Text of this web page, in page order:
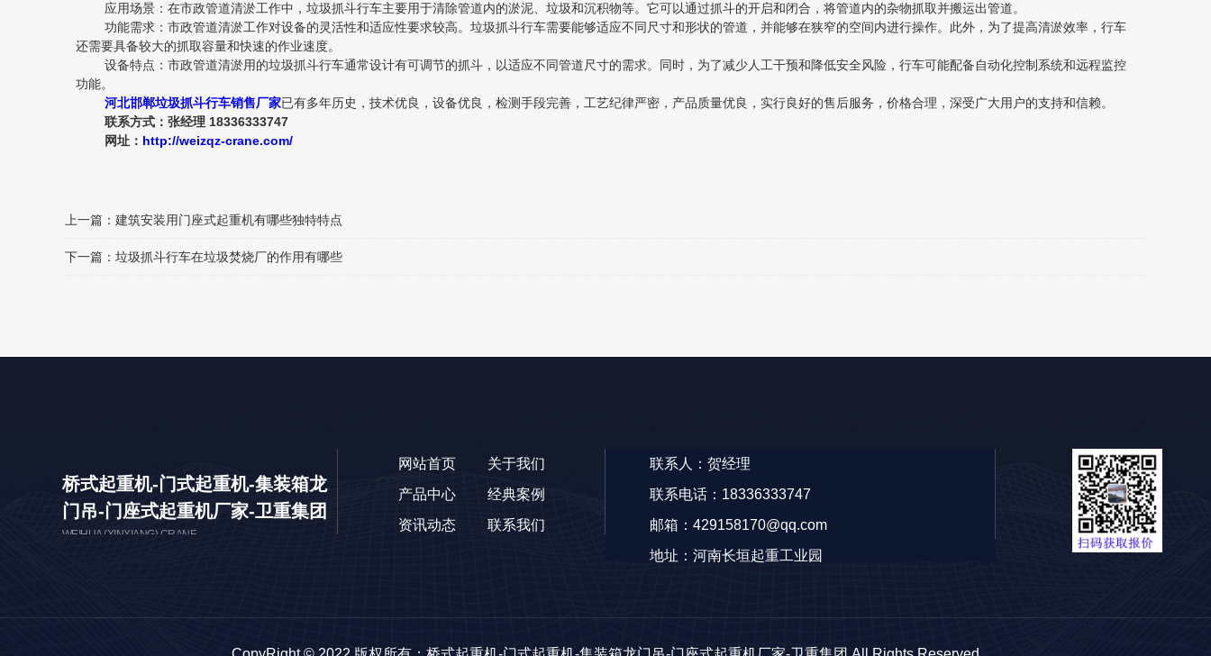
应用场景：在市政管道清淤工作中，垃圾抓斗行车主要用于清除管道内的淤泥、垃圾和沉积物等。它可以通过抓斗的开启和闭合，将管道内的杂物抓取并搬运出管道。
功能需求：市政管道清淤工作对设备的灵活性和适应性要求较高。垃圾抓斗行车需要能够适应不同尺寸和形状的管道，并能够在狭窄的空间内进行操作。此外，为了提高清淤效率，行车
还需要具备较大的抓取容量和快速的作业速度。
设备特点：市政管道清淤用的垃圾抓斗行车通常设计有可调节的抓斗，以适应不同管道尺寸的需求。同时，为了减少人工干预和降低安全风险，行车可能配备自动化控制系统和远程监控
功能。
河北邯郸垃圾抓斗行车销售厂家已有多年历史，技术优良，设备优良，检测手段完善，工艺纪律严密，产品质量优良，实行良好的售后服务，价格合理，深受广大用户的支持和信赖。
联系方式：张经理 18336333747
网址： http://weizqz-crane.com/
上一篇： 建筑安装用门座式起重机有哪些独特特点
下一篇： 垃圾抓斗行车在垃圾焚烧厂的作用有哪些
桥式起重机-门式起重机-集装箱龙
门吊-门座式起重机厂家-卫重集团
WEIHUA (XINXIANG) CRANE
网站首页
关于我们
产品中心
经典案例
资讯动态
联系我们
联系人：贺经理
联系电话：18336333747
邮箱：429158170@qq.com
地址：河南长垣起重工业园